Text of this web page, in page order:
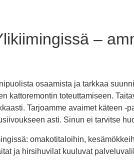
–
osaamista ja tarkkaa
kattoremontin toteuttamiseen.
Tarjoamme avaimet käteen -
asti. Sinun ei tarvitse
omakotitaloihin,
ja hirsihuvilat kuuluvat